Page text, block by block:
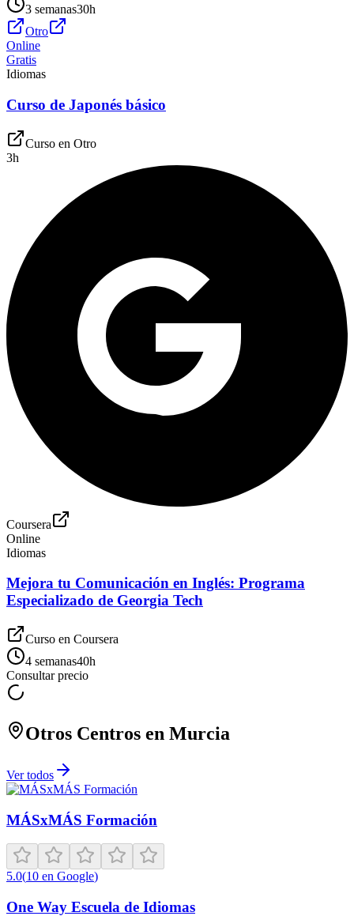
3 semanas30h
Otro
Online
Gratis
Idiomas
Curso de Japonés básico
Curso en Otro
3h
Coursera
Online
Idiomas
Mejora tu Comunicación en Inglés: Programa
Especializado de Georgia Tech
Curso en Coursera
4 semanas40h
Consultar precio
Otros Centros en Murcia
Ver todos
MÁSxMÁS Formación
5.0(10 en Google)
One Way Escuela de Idiomas